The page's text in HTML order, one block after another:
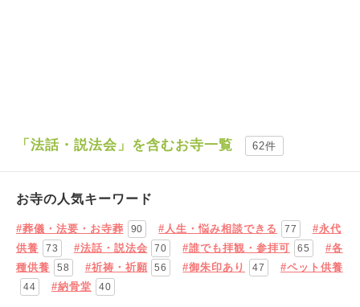
「法話・説法会」を含むお寺一覧 62件
お寺の人気キーワード
#葬儀・法要・お寺葬 90 #人生・悩み相談できる 77
#永代
供養
73 #法話・説法会 70 #誰でも拝観・参拝可 65
#各
種供養
58 #祈祷・祈願 56 #御朱印あり 47 #ペット供養
44 #納骨堂 40